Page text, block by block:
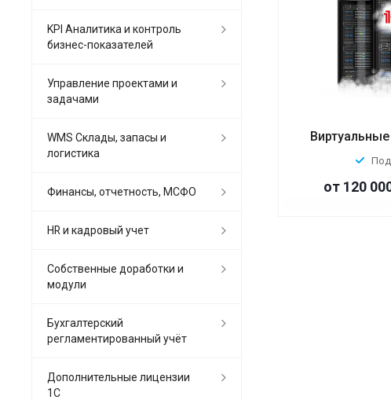
Под
от 120
KPI Аналитика и контроль
бизнес-показателей
Управление проектами и
задачами
WMS Склады, запасы и
логистика
Финансы, отчетность, МСФО
HR и кадровый учет
Собственные доработки и
модули
Бухгалтерский
регламентированный учёт
Дополнительные лицензии
1С